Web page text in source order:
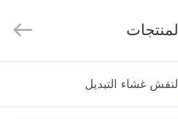
المنتجات
النقش غشاء التبديل